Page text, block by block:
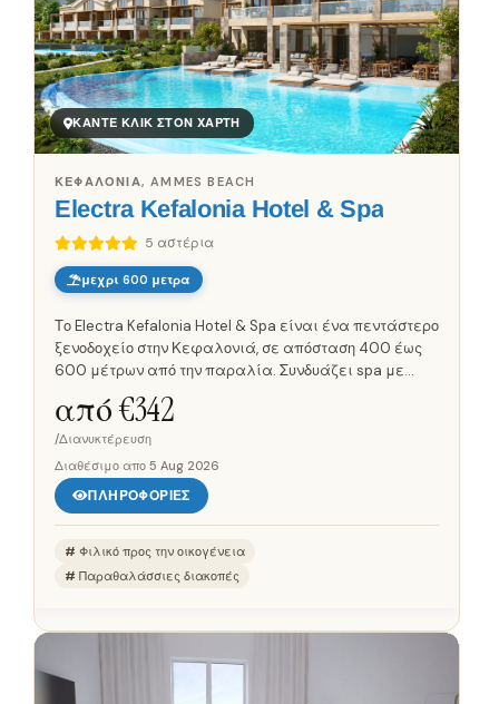
ΚΆΝΤΕ ΚΛΙΚ ΣΤΟΝ ΧΆΡΤΗ
Electra Kefalonia Hotel & Spa
5 αστέρια
ΚΕΦΑΛΟΝΙΆ, AMMES BEACH
μεχρι 600 μετρα
Το Electra Kefalonia Hotel & Spa είναι ένα πεντάστερο
ξενοδοχείο στην Κεφαλονιά, σε απόσταση 400 έως
600 μέτρων από την παραλία. Συνδυάζει spa με
γυμναστήριο και πισίνες, έτσι ώστε οι επισκέπτες να
έχουν όλα όσα...
από €342
/Διανυκτέρευση
Διαθέσιμο απο 5 Aug 2026
ΠΛΗΡΟΦΟΡΊΕΣ
Φιλικό προς την οικογένεια
Παραθαλάσσιες διακοπές